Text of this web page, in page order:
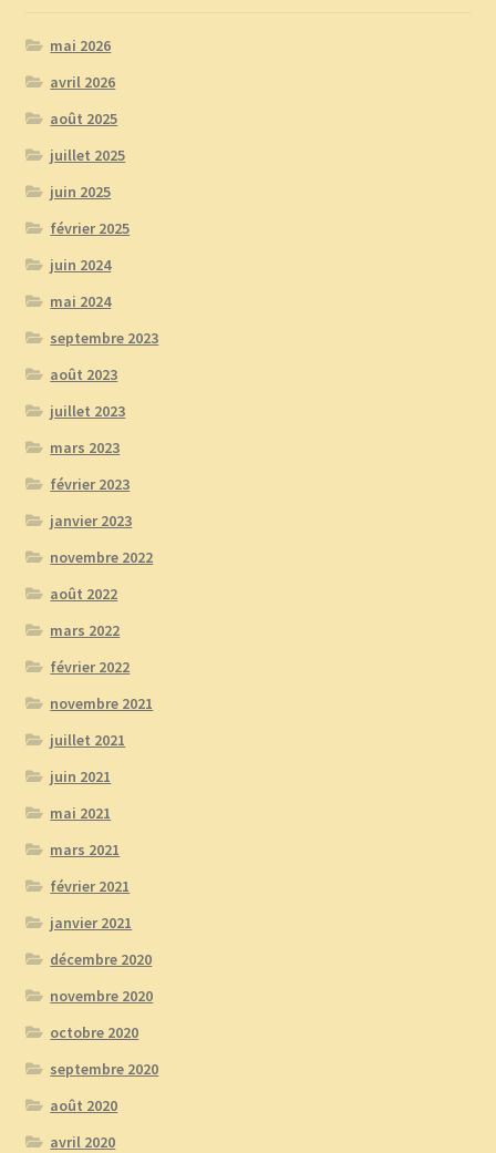
mai 2026
avril 2026
août 2025
juillet 2025
juin 2025
février 2025
juin 2024
mai 2024
septembre 2023
août 2023
juillet 2023
mars 2023
février 2023
janvier 2023
novembre 2022
août 2022
mars 2022
février 2022
novembre 2021
juillet 2021
juin 2021
mai 2021
mars 2021
février 2021
janvier 2021
décembre 2020
novembre 2020
octobre 2020
septembre 2020
août 2020
avril 2020